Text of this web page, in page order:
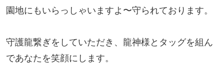
園地にもいらっしゃいますよ〜守られております。
守護龍繋ぎをしていただき、龍神様とタッグを組ん
であなたを笑顔にします。